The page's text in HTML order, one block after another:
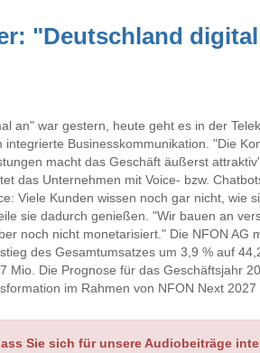
"Deutschland
an" war gestern, heute geht es in der
integrierte Businesskommunikation. "Die
macht das Geschäft äußerst
das Unternehmen mit Voice- bzw.
Viele Kunden wissen noch gar nicht, wie
sie dadurch genießen. "Wir bauen an
noch nicht monetarisiert." Die NFON AG
des Gesamtumsatzes um 3,9 % auf
Mio. Die Prognose für das Geschäftsjahr
im Rahmen von NFON Next
Sie sich für unsere Audiobeiträge